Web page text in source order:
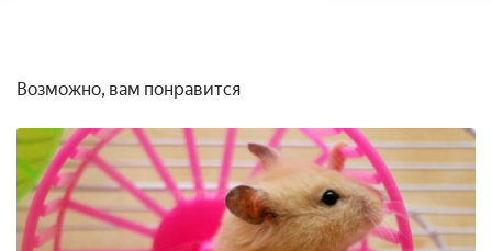
Возможно, вам понравится